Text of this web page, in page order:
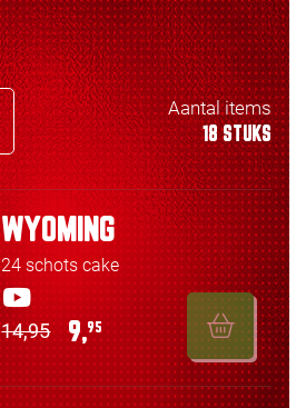
Aantal items
18 STUKS
WYOMING
24 schots cake
14,95 9,95